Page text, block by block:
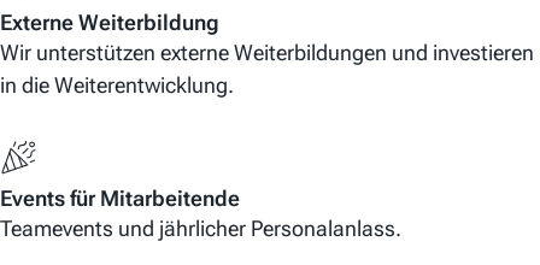
Externe Weiterbildung
Wir unterstützen externe Weiterbildungen und investieren
in die Weiterentwicklung.
Events für Mitarbeitende
Teamevents und jährlicher Personalanlass.